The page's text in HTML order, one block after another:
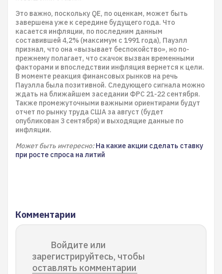
Это важно, поскольку QE, по оценкам, может быть
завершена уже к середине будущего года. Что
касается инфляции, по последним данным
составившей 4,2% (максимум с 1991 года), Пауэлл
признал, что она «вызывает беспокойство», но по-
прежнему полагает, что скачок вызван временными
факторами и впоследствии инфляция вернется к цели.
В моменте реакция финансовых рынков на речь
Пауэлла была позитивной. Следующего сигнала можно
ждать на ближайшем заседании ФРС 21-22 сентября.
Также промежуточными важными ориентирами будут
отчет по рынку труда США за август (будет
опубликован 3 сентября) и выходящие данные по
инфляции.
Может быть интересно: На какие акции сделать ставку
при росте спроса на литий
Комментарии
Войдите или
зарегистрируйтесь, чтобы
оставлять комментарии